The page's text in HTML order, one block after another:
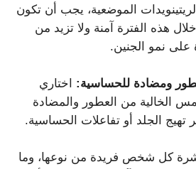
الموضعية، يجب أن تكون
هذه الفترة آمنة ولا تزيد من
على نمو الجنين.
اختاري
الخالية من العطور والمضادة
الجلد أو تفاعلات الحساسية.
كل شخص فريدة من نوعها، وما